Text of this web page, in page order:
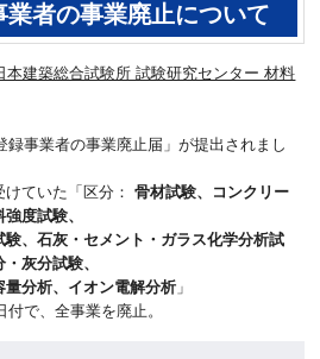
者の事業廃止について
本建築総合試験所 試験研究センター 材料
録事業者の事業廃止届」が提出されまし
ていた「区分： 骨材試験、コンクリー
度試験、
、石灰・セメント・ガラス化学分析試
灰分試験、
分析、イオン電解分析 」
で、全事業を廃止。